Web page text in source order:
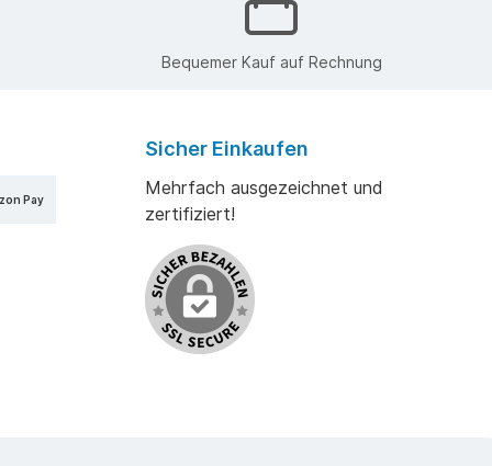
Bequemer Kauf auf Rechnung
Pay
Sicher Einkaufen
Mehrfach ausgezeichnet und
zertifiziert!